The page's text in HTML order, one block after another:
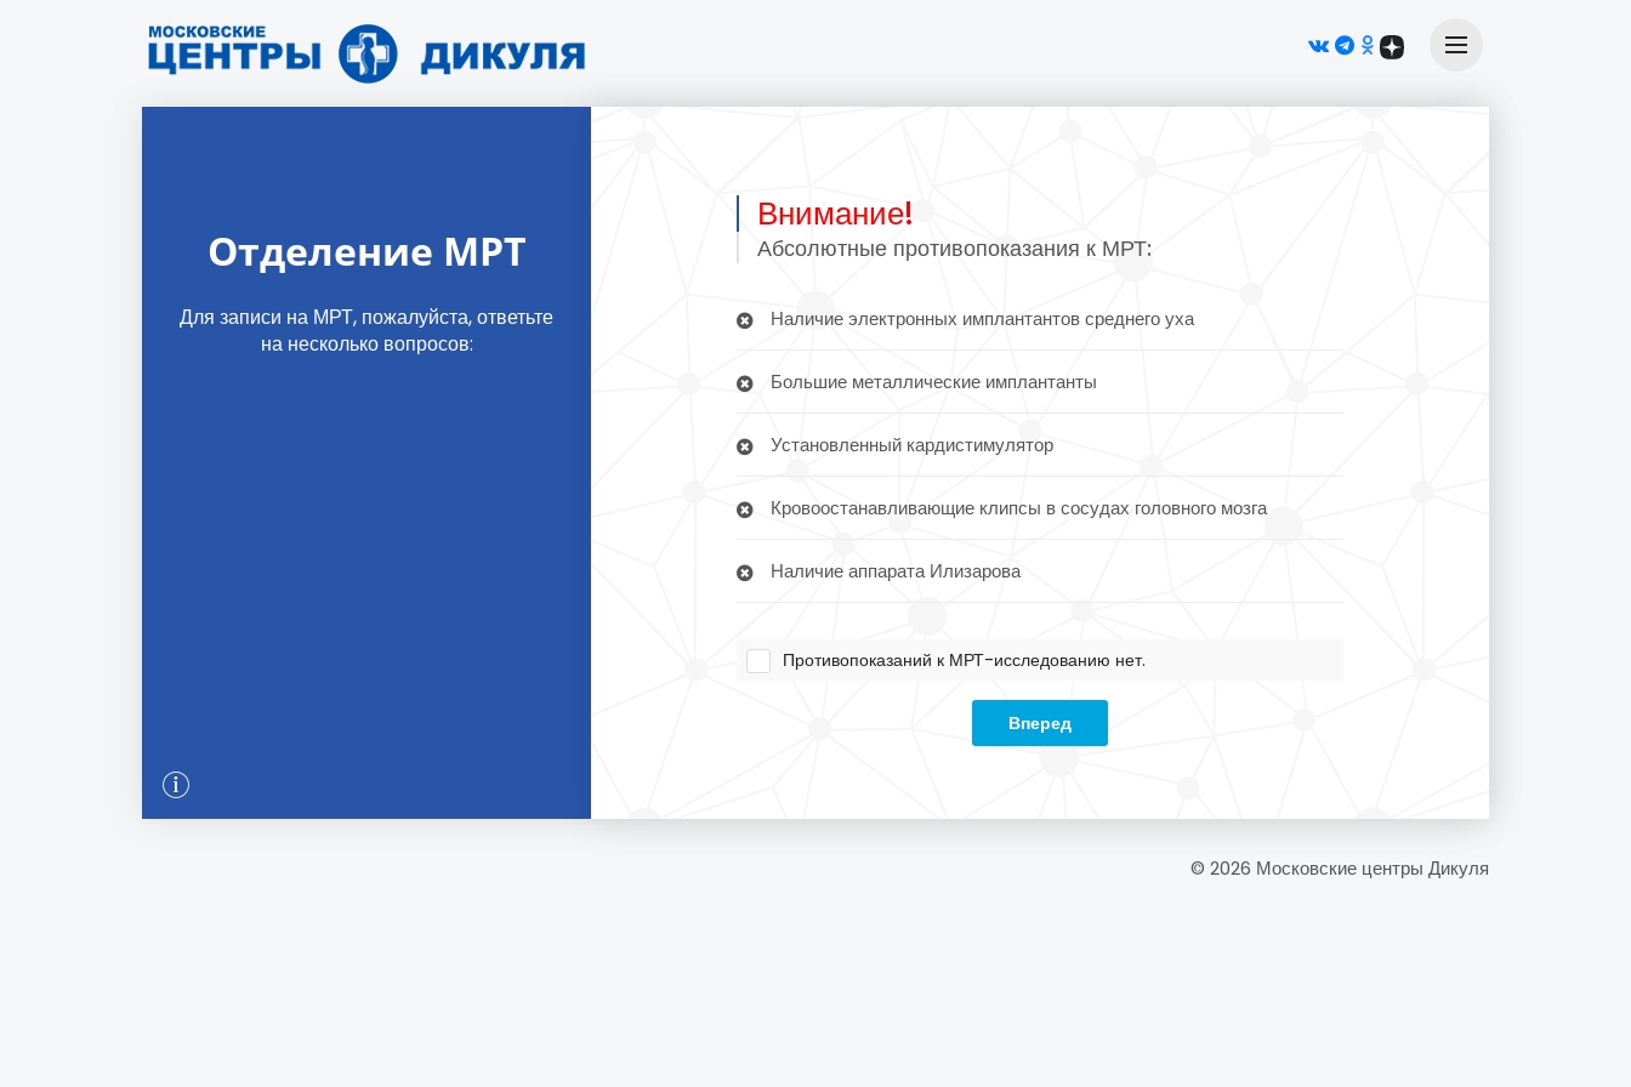
Отделение МРТ
Для записи на МРТ, пожалуйста, ответьте
на несколько вопросов:
Внимание!
Абсолютные противопоказания к МРТ:
Наличие электронных имплантантов среднего уха
Большие металлические имплантанты
Установленный кардистимулятор
Кровоостанавливающие клипсы в сосудах головного мозга
Наличие аппарата Илизарова
Противопоказаний к МРТ-исследованию нет.
Вперед
© 2026 Московские центры Дикуля